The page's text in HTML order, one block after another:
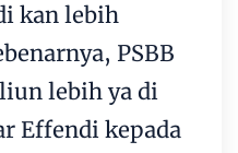
kan lebih
PSBB
lebih ya di
Effendi kepada